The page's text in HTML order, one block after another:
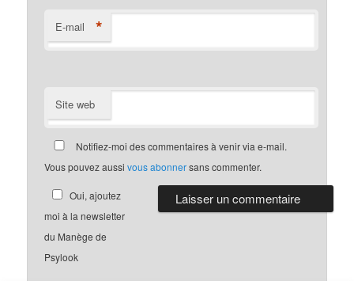
E-mail *
Site web
Notifiez-moi des commentaires à venir via e-mail.
Vous pouvez aussivous abonnersans commenter.
Oui, ajoutez
moi à la newsletter
du Manège de
Psylook